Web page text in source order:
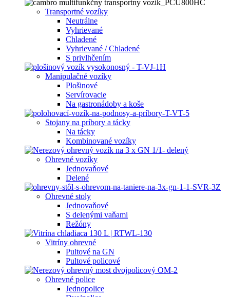
Transportné vozíky
Neutrálne
Vyhrievané
Chladené
Vyhrievané / Chladené
S privlhčením
Manipulačné vozíky
Plošinové
Servírovacie
Na gastronádoby a koše
Stojany na príbory a tácky
Na tácky
Kombinované vozíky
Ohrevné vozíky
Jednovaňové
Delené
Ohrevné stoly
Jednovaňové
S delenými vaňami
Režóny
Vitríny ohrevné
Pultové na GN
Pultové policové
Ohrevné police
Jednopolice